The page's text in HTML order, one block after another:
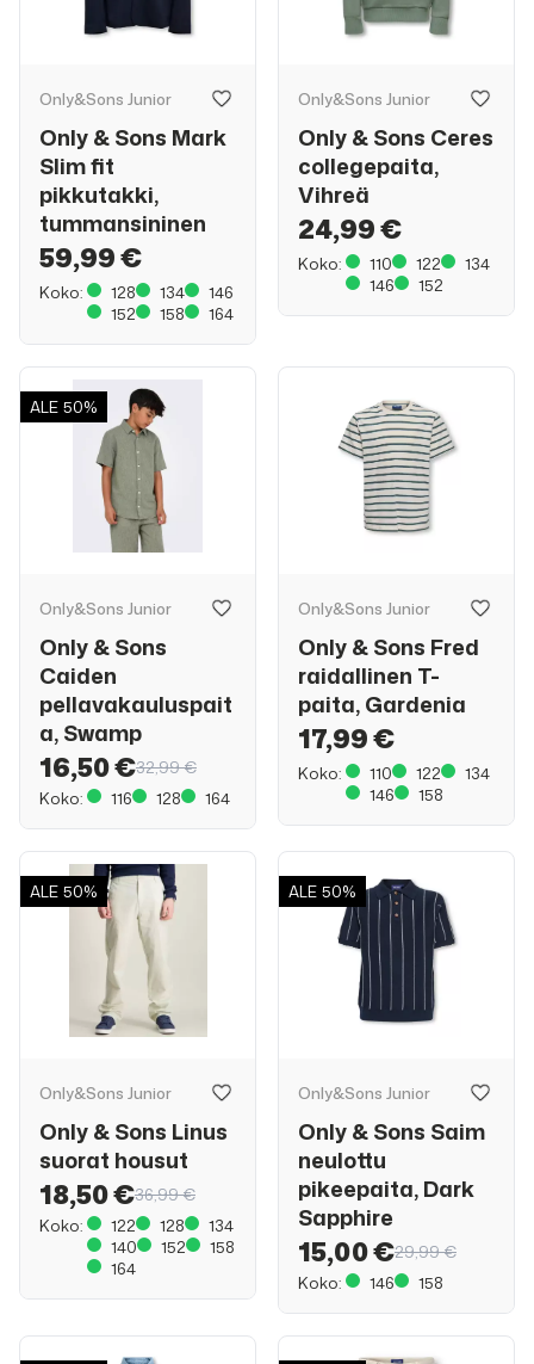
Only&Sons Junior
Only & Sons Mark
Slim fit
pikkutakki,
tummansininen
59,99 €
Koko: 128 134
146
152
158 164
Only&Sons Junior
Only & Sons Ceres
collegepaita,
Vihreä
24,99 €
Koko: 110 122
134
146
152
ALE 50%
Only&Sons Junior
Only & Sons
Caiden
pellavakauluspait
a, Swamp
16,50 €32,99 €
Koko:
116 128 164
Only&Sons Junior
Only & Sons Fred
raidallinen T-
paita, Gardenia
17,99 €
Koko: 110 122
134
146
158
ALE 50%
Only&Sons Junior
Only & Sons Linus
suorat housut
18,50 €36,99 €
Koko:
122 128
134
140
152
158
164
ALE 50%
Only&Sons Junior
Only & Sons Saim
neulottu
pikeepaita, Dark
Sapphire
15,00 €29,99 €
Koko:
146 158